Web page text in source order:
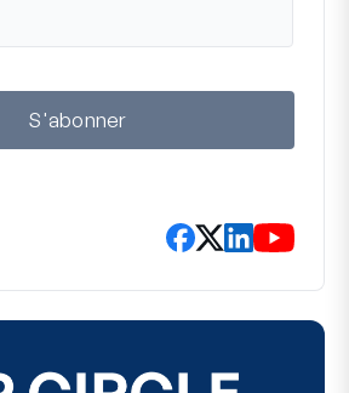
S'abonner